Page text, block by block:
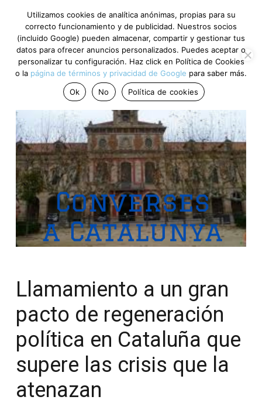
Llamamiento a un gran
pacto de regeneración
política en Cataluña que
supere las crisis que la
atenazan
Utilizamos cookies de analítica anónimas, propias para su
correcto funcionamiento y de publicidad. Nuestros socios
(incluido Google) pueden almacenar, compartir y gestionar tus
datos para ofrecer anuncios personalizados. Puedes aceptar o
personalizar tu configuración. Haz click en Política de Cookies
o la página de términos y privacidad de Google para saber más.
Ok
No Política de cookies